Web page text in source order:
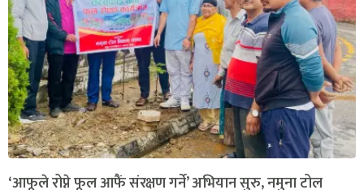
‘आफूले रोप्ने फूल आफैं संरक्षण गर्ने’ अभियान सुरु, नमुना टोल